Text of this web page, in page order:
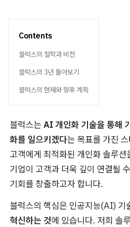
Contents
블럭스의 철학과 비전
블럭스의 3년 돌아보기
블럭스의 현재와 향후 계획
블럭스는 AI 개인화 기술을 통해
화를 일으키겠다는 목표를 가진
고객에게 최적화된 개인화 솔루션
기업이 고객과 더욱 깊이 연결될
기회를 창출하고자 합니다.
블럭스의 핵심은 인공지능(AI) 기
혁신하는 것에 있습니다. 저희 솔